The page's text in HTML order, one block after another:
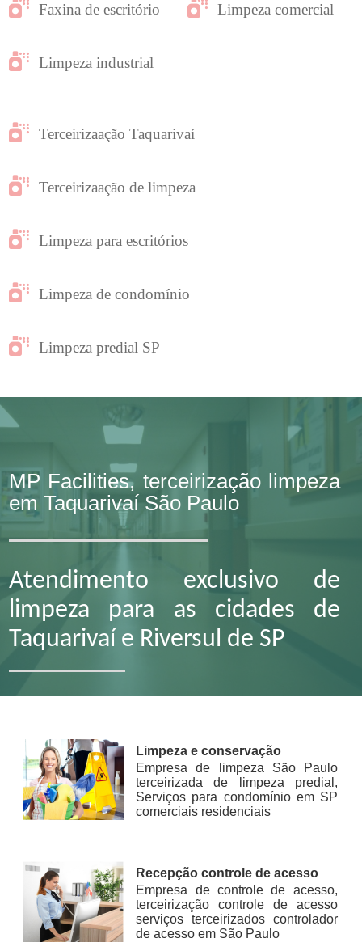
Faxina de escritório Limpeza comercial
Limpeza industrial
Terceirizaação Taquarivaí
Terceirizaação de limpeza
Limpeza para escritórios
Limpeza de condomínio
Limpeza predial SP
MP Facilities, terceirização limpeza
em Taquarivaí São Paulo
Atendimento exclusivo de
limpeza para as cidades de
Taquarivaí e Riversul de SP
Limpeza e conservação
Empresa de limpeza São Paulo
terceirizada de limpeza predial,
Serviços para condomínio em SP
comerciais residenciais
Recepção controle de acesso
Empresa de controle de acesso,
terceirização controle de acesso
serviços terceirizados controlador
de acesso em São Paulo